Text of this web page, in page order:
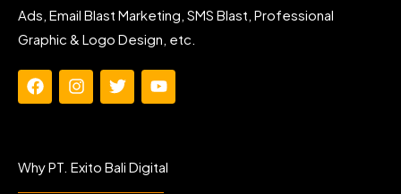
Ads, Email Blast Marketing, SMS Blast, Professional
Graphic & Logo Design, etc.
F
b
I
a
T
t
Y
u
Why PT. Exito Bali Digital